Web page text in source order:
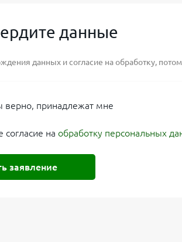
данные
данных и согласие на обработку,
верно, принадлежат мне
на обработку персональных
заявление